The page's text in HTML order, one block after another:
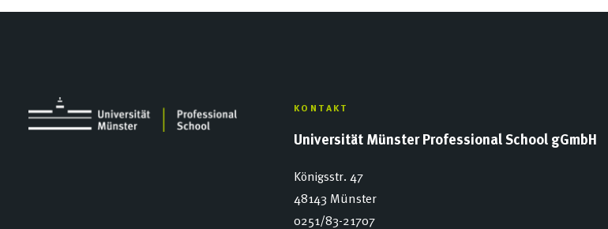
KONTAKT
Universität Münster Professional School gGmbH
Königsstr. 47
48143 Münster
0251/83-21707